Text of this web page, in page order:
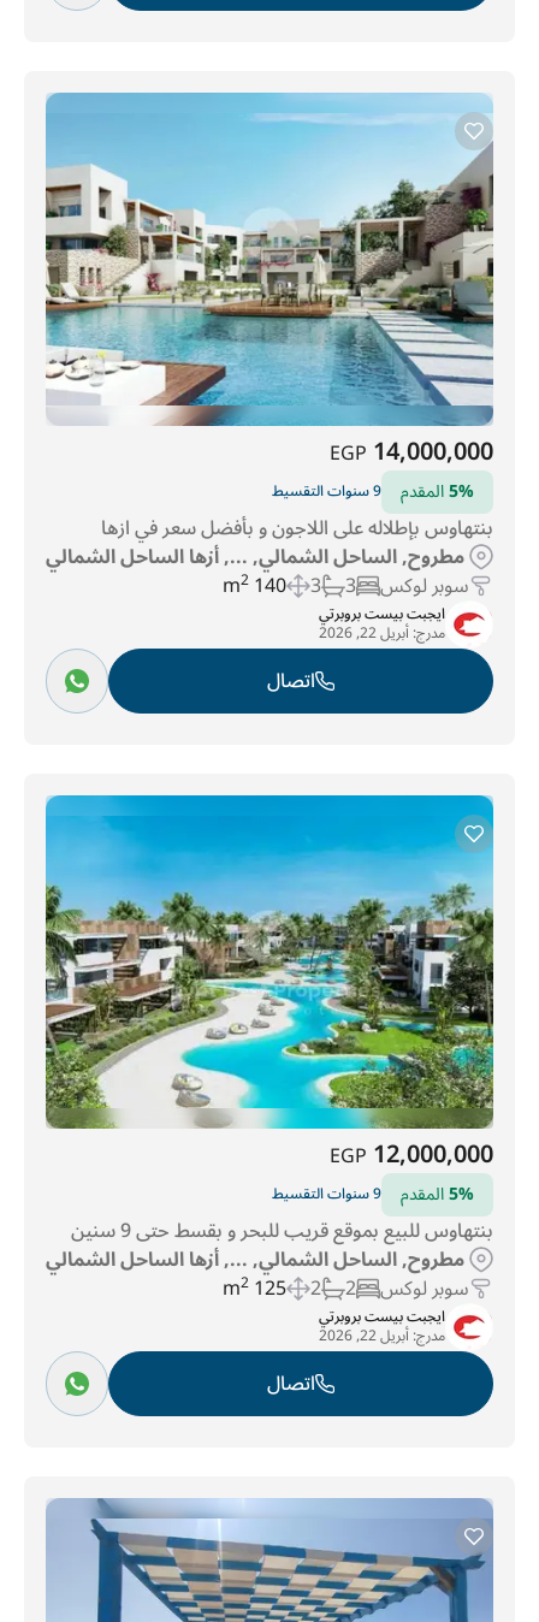
14,000,000
EGP
5%المقدم 9 سنوات التقسيط
بنتهاوس بإطلاله على اللاجون و بأفضل سعر في ازها
مطروح, الساحل الشمالي, ..., أزها الساحل الشمالي
سوبر لوكس 3
3
140 m
2
ايجبت بيست بروبرتي
مدرج:أبريل 22, 2026
اتصال
12,000,000
EGP
5%المقدم 9 سنوات التقسيط
بنتهاوس للبيع بموقع قريب للبحر و بقسط حتى 9 سنين
مطروح, الساحل الشمالي, ..., أزها الساحل الشمالي
سوبر لوكس 2
2
125 m
2
ايجبت بيست بروبرتي
مدرج:أبريل 22, 2026
اتصال